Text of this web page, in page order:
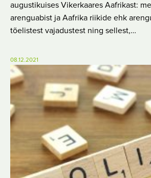
augustikuises Vikerkaares Aafrikast:
arenguabist ja Aafrika riikide ehk
tõelistest vajadustest ning sellest,…
08.12.2021